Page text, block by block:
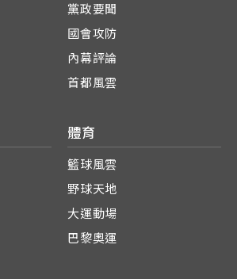
黨政要聞
國會攻防
內幕評論
首都風雲
體育
籃球風雲
野球天地
大運動場
巴黎奧運